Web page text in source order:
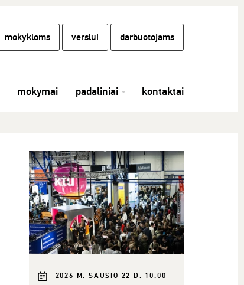
mokykloms verslui darbuotojams
mokymai padaliniai kontaktai
2026 M. SAUSIO 22 D. 10:00 -